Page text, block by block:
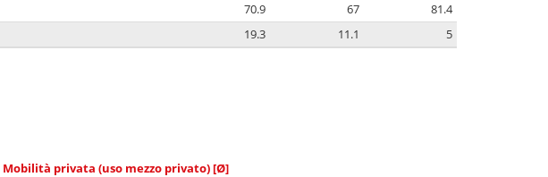
70.9 67
81.4
19.3 11.1 5
Mobilità privata (uso mezzo privato) [Ø]